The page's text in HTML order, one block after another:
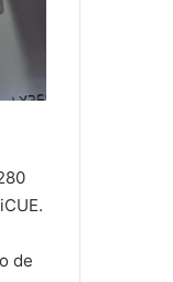
de